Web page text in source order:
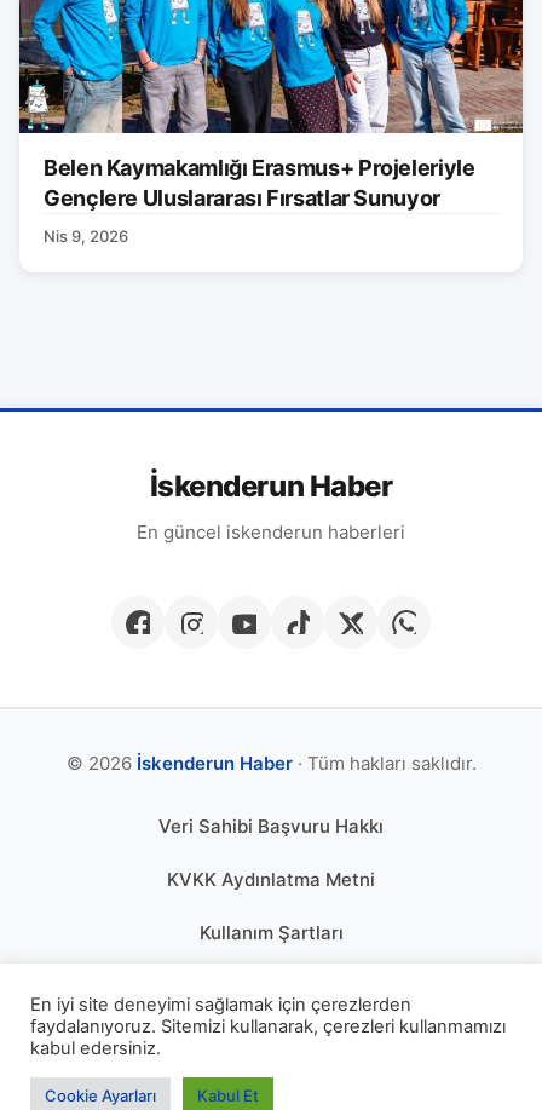
Belen Kaymakamlığı Erasmus+ Projeleriyle
Gençlere Uluslararası Fırsatlar Sunuyor
Nis 9, 2026
İskenderun Haber
En güncel iskenderun haberleri
© 2026 İskenderun Haber· Tüm hakları saklıdır.
Veri Sahibi Başvuru Hakkı
KVKK Aydınlatma Metni
Kullanım Şartları
Çerez Politikası
KÜNYE
En iyi site deneyimi sağlamak için çerezlerden
faydalanıyoruz. Sitemizi kullanarak, çerezleri kullanmamızı
kabul edersiniz.
Cookie Ayarları Kabul Et